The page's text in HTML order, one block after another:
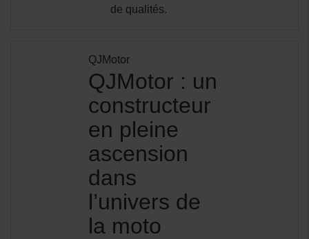
de qualités.
QJMotor
QJMotor : un
constructeur
en pleine
ascension
dans
l’univers de
la moto